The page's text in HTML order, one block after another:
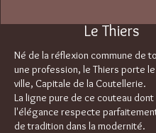
Le Thiers
Né de la réflexion commune de
une profession, le Thiers porte
ville, Capitale de la Coutellerie.
La ligne pure de ce couteau dont
l'élégance respecte
de tradition dans la modernité.